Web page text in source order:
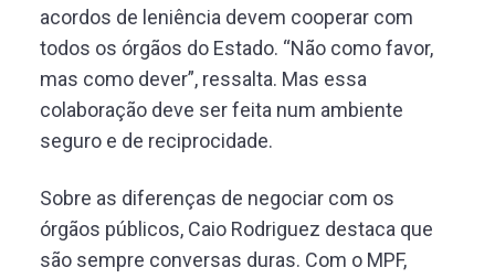
acordos de leniência devem cooperar com
todos os órgãos do Estado. “Não como favor,
mas como dever”, ressalta. Mas essa
colaboração deve ser feita num ambiente
seguro e de reciprocidade.
Sobre as diferenças de negociar com os
órgãos públicos, Caio Rodriguez destaca que
são sempre conversas duras. Com o MPF,